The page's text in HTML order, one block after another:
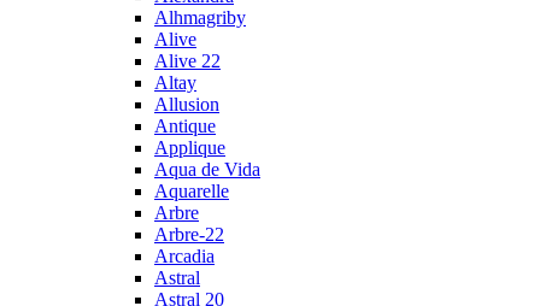
Alhmagriby
Alive
Alive 22
Altay
Allusion
Antique
Applique
Aqua de Vida
Aquarelle
Arbre
Arbre-22
Arcadia
Astral
Astral 20